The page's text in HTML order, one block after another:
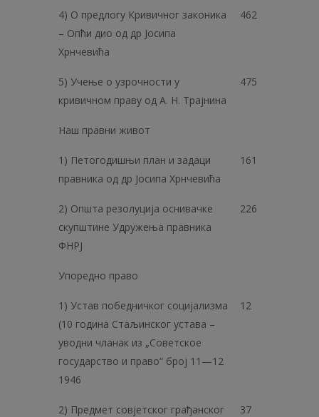
4) О предлогу Кривичног законика
– Опћи дио од др Јосипа
Хрнчевића
462
5) Учење о узрочности у
кривичном праву од А. Н. Трајнина
475
Наш правни живот
1) Петогодишњи план и задаци
правника од др Јосипа Хрнчевића
161
2) Општа резолуција оснивачке
скупштине Удружења правника
ФНРЈ
226
Упоредно право
1) Устав победничког социјализма
(10 година Стаљинског устава –
уводни чланак из „Советское
государство и право“ број 11—12
1946
12
2) Предмет совјетског грађанског
37